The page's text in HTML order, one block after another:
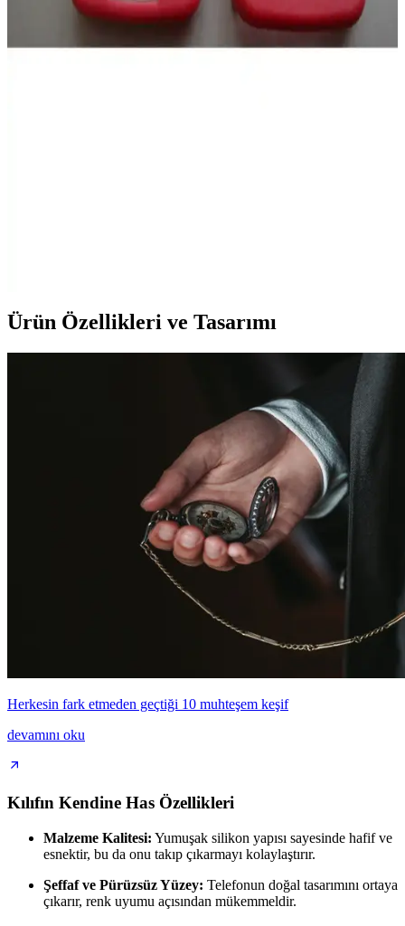
iPhone 13 Pro ve iPhone 15 Pro'nun özellikleri, performansları ve
kullanıcı yorumlarıyla karşılaştırması detaylı şekilde sunuluyor.
Ürün Özellikleri ve Tasarımı
Herkesin fark etmeden geçtiği 10 muhteşem keşif
devamını oku
Kılıfın Kendine Has Özellikleri
Malzeme Kalitesi: Yumuşak silikon yapısı sayesinde hafif ve
esnektir, bu da onu takıp çıkarmayı kolaylaştırır.
Şeffaf ve Pürüzsüz Yüzey: Telefonun doğal tasarımını ortaya
çıkarır, renk uyumu açısından mükemmeldir.